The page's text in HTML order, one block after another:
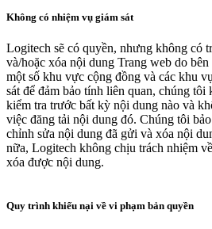
Không có nhiệm vụ giám sát
Logitech sẽ có quyền, nhưng không có
và/hoặc xóa nội dung Trang web do
một số khu vực cộng đồng và các khu
sát để đảm bảo tính liên quan, chúng tôi
kiểm tra trước bất kỳ nội dung nào và
việc đăng tải nội dung đó. Chúng tôi
chỉnh sửa nội dung đã gửi và xóa nội
nữa, Logitech không chịu trách nhiệm
xóa được nội dung.
Quy trình khiếu nại về vi phạm bản quyền